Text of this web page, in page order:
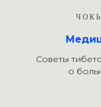
Советы
о